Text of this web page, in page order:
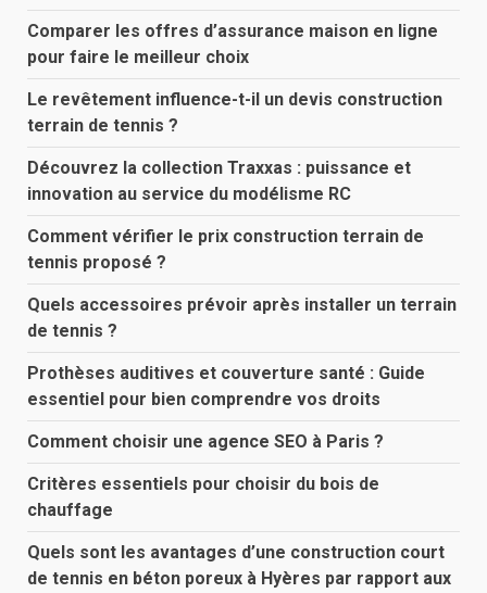
Comparer les offres d’assurance maison en ligne
pour faire le meilleur choix
Le revêtement influence-t-il un devis construction
terrain de tennis ?
Découvrez la collection Traxxas : puissance et
innovation au service du modélisme RC
Comment vérifier le prix construction terrain de
tennis proposé ?
Quels accessoires prévoir après installer un terrain
de tennis ?
Prothèses auditives et couverture santé : Guide
essentiel pour bien comprendre vos droits
Comment choisir une agence SEO à Paris ?
Critères essentiels pour choisir du bois de
chauffage
Quels sont les avantages d’une construction court
de tennis en béton poreux à Hyères par rapport aux